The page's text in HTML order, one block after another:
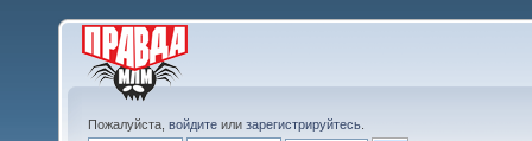
Пожалуйста, войдите или зарегистрируйтесь